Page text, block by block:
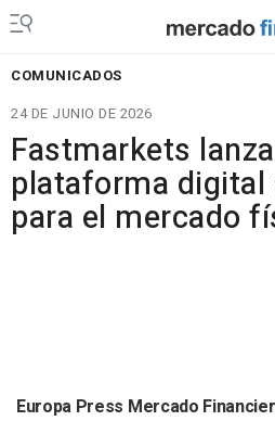
COMUNICADOS
24 DE JUNIO DE 2026
Fastmarkets
plataforma digital
para el mercado
Europa Press Mercado